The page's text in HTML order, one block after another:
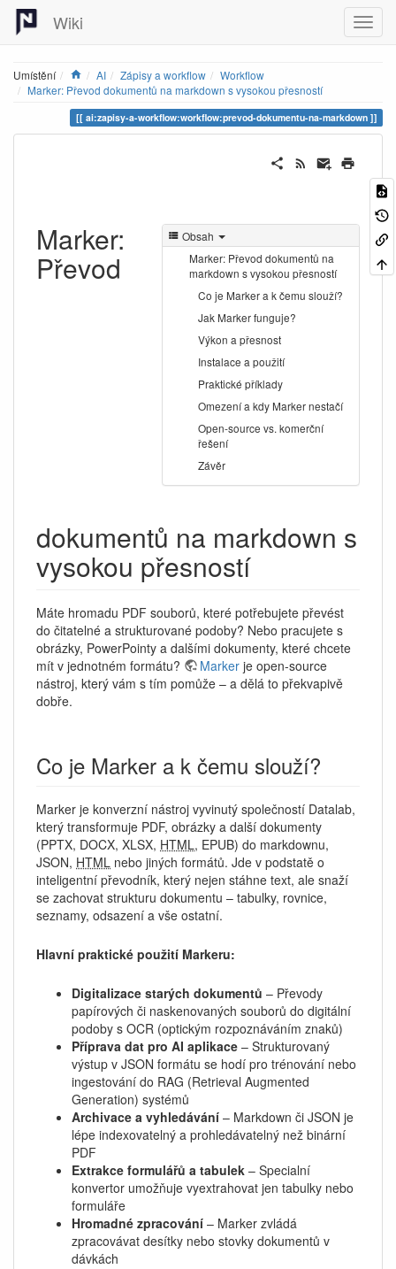
Wiki
Umístění Home
AI Zápisy a workflow
Workflow
Marker: Převod dokumentů na markdown s vysokou přesností
ai:zapisy-a-workflow:workflow:prevod-dokumentu-na-markdown
Obsah
Marker: Převod dokumentů na
markdown s vysokou přesností
Co je Marker a k čemu slouží?
Jak Marker funguje?
Výkon a přesnost
Instalace a použití
Praktické příklady
Omezení a kdy Marker nestačí
Open-source vs. komerční
řešení
Závěr
Marker:
Převod
dokumentů na markdown s
vysokou přesností
Máte hromadu PDF souborů, které potřebujete převést
do čitatelné a strukturované podoby? Nebo pracujete s
obrázky, PowerPointy a dalšími dokumenty, které chcete
mít v jednotném formátu?
Marker je open-source
nástroj, který vám s tím pomůže – a dělá to překvapivě
dobře.
Co je Marker a k čemu slouží?
Marker je konverzní nástroj vyvinutý společností Datalab,
který transformuje PDF, obrázky a další dokumenty
(PPTX, DOCX, XLSX, HTML, EPUB) do markdownu,
JSON, HTML nebo jiných formátů. Jde v podstatě o
inteligentní převodník, který nejen stáhne text, ale snaží
se zachovat strukturu dokumentu – tabulky, rovnice,
seznamy, odsazení a vše ostatní.
Hlavní praktické použití Markeru:
Digitalizace starých dokumentů – Převody
papírových či naskenovaných souborů do digitální
podoby s OCR (optickým rozpoznáváním znaků)
Příprava dat pro AI aplikace – Strukturovaný
výstup v JSON formátu se hodí pro trénování nebo
ingestování do RAG (Retrieval Augmented
Generation) systémů
Archivace a vyhledávání – Markdown či JSON je
lépe indexovatelný a prohledávatelný než binární
PDF
Extrakce formulářů a tabulek – Specialní
konvertor umožňuje vyextrahovat jen tabulky nebo
formuláře
Hromadné zpracování – Marker zvládá
zpracovávat desítky nebo stovky dokumentů v
dávkách